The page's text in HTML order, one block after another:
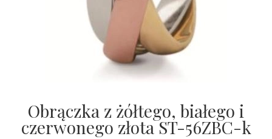
Obrączka z żółtego, białego i
czerwonego złota ST-56ZBC-k